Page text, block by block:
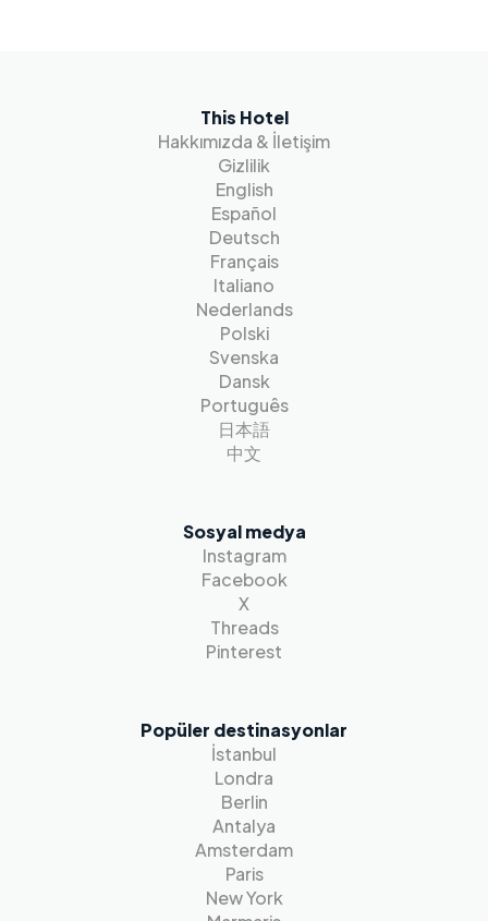
This Hotel
Hakkımızda & İletişim
Gizlilik
English
Español
Deutsch
Français
Italiano
Nederlands
Polski
Svenska
Dansk
Português
日本語
中文
Sosyal medya
Instagram
Facebook
X
Threads
Pinterest
Popüler destinasyonlar
İstanbul
Londra
Berlin
Antalya
Amsterdam
Paris
New York